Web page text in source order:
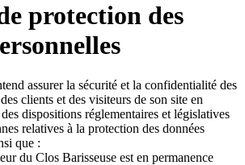
protection des
assurer la sécurité et la confidentialité des
clients et des visiteurs de son site en
dispositions réglementaires et législatives
relatives à la protection des données
que :
du Clos Barisseuse est en permanence